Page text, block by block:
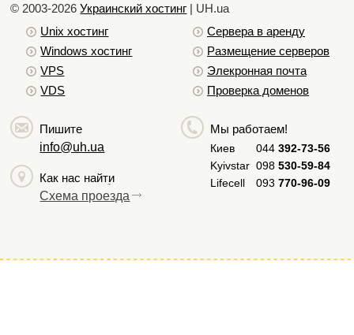
© 2003-2026Украинский хостинг | UH.ua
Unix хостинг
Windows хостинг
VPS
VDS
Сервера в аренду
Размещение серверов
Элекронная почта
Проверка доменов
Пишите
info@uh.ua
Как нас найти
Схема проезда
Мы работаем!
Киев 044 392-73-56
Kyivstar 098 530-59-84
Lifecell
093 770-96-09